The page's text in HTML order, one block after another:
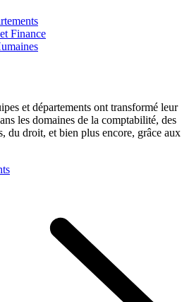
Finance
et départements ont transformé leur
les domaines de la comptabilité, des
du droit, et bien plus encore, grâce aux